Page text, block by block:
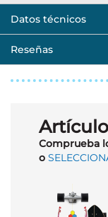
Datos técnicos
Reseñas
Comprueba
o